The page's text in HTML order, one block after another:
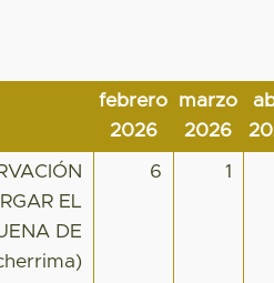
febrero
2026
marzo
2026
EL
DE
6 1